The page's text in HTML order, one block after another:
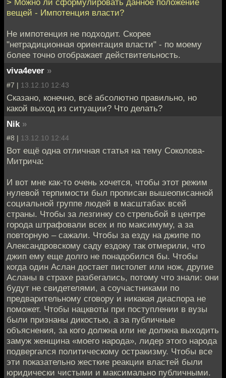
> Можно ли сформулировать данное положение
вещей - Импотенция власти?
Не импотенция не подходит. Скорее
"нетрадиционная ориентация власти" - по моему
более точно отображает действительность.
viva4ever »
#7 | 13.12.10 12:43
Сказано, конечно, всё абсолютно правильно, но
какой выход из ситуации? Что делать?
Nik »
#8 | 13.12.10 12:44
Вот ещё одна отличная статья на тему Соколова-
Митрича:
И вот мне как-то очень хочется, чтобы этот режим
нулевой терпимости был прописан вышеописанной
социальной группе людей в масштабах всей
страны. Чтобы за лезгинку со стрельбой в центре
города штрафовали всех и по максимуму, а за
повторную – сажали. Чтобы за езду на джипе по
Александровскому саду ездоку так отмерили, что
джип ему еще долго не понадобился бы. Чтобы
когда один Аслан достает пистолет или нож, другие
Асланы в страхе разбегались, потому что знали: они
будут не свидетелями, а соучастниками по
предварительному сговору и никакая диаспора не
поможет. Чтобы нацквоты при поступлении в вузы
были признаны дикостью, а за публичные
объяснения, за кого должна или не должна выходить
замуж женщина «моего народа», лидер этого народа
подвергался политическому остракизму. Чтобы все
эти показательно жесткие реакции властей были
юридически чистыми и максимально публичными.